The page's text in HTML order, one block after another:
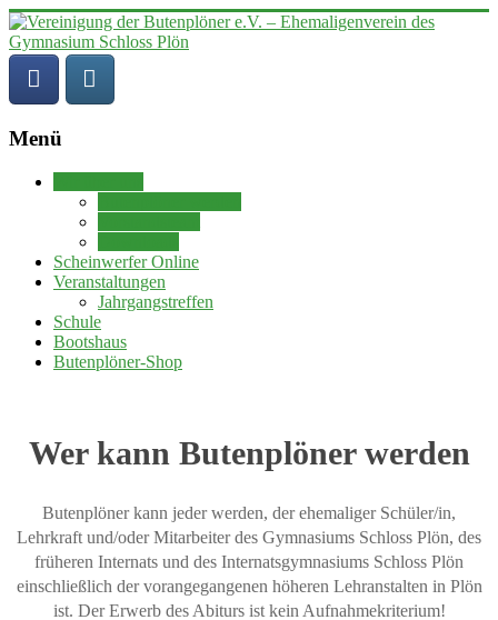
Zum
Inhalt
springen
Vereinigung
der
Butenplöner
Ehemaligenverein
des
Gymnasium
Schloss
von
ehemaligen
Plöner
Internats
gegründet,
bildet
Menü
Scheinwerfer Online
Veranstaltungen
Jahrgangstreffen
Schule
Bootshaus
Butenplöner-Shop
Wer kann Butenplöner werden
Butenplöner kann jeder werden, der ehemaliger Schüler/in,
Lehrkraft und/oder Mitarbeiter des Gymnasiums Schloss Plön, des
früheren Internats und des Internatsgymnasiums Schloss Plön
einschließlich der vorangegangenen höheren Lehranstalten in Plön
ist. Der Erwerb des Abiturs ist kein Aufnahmekriterium!